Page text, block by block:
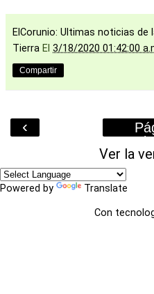
ElCorunio: Ultimas noticias
Tierra El 3/18/2020 01:42:00
Compartir
‹
Ver la
Powered by Translate
Con